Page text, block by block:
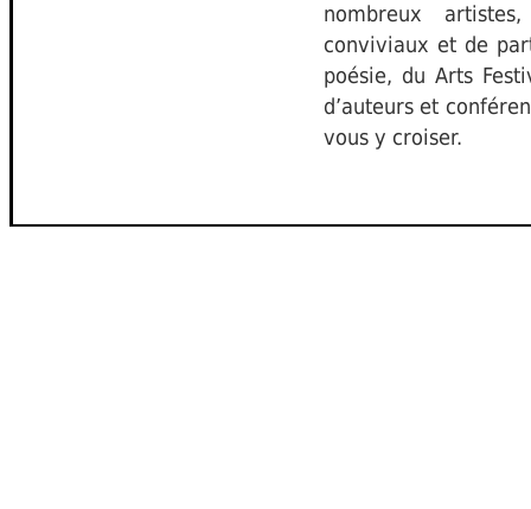
nombreux
conviviaux et de
poésie, du Arts
d’auteurs et
vous y croiser.